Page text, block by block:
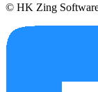
© HK Zing